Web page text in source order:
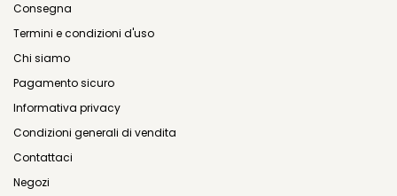
Consegna
Termini e condizioni d'uso
Chi siamo
Pagamento sicuro
Informativa privacy
Condizioni generali di vendita
Contattaci
Negozi